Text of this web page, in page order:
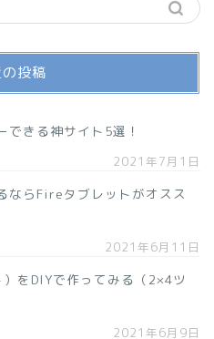
投稿
できる神サイト5選！
2021年7月1日
ならFireタブレットがオスス
2021年6月11日
をDIYで作ってみる（2×4ツ
2021年6月9日